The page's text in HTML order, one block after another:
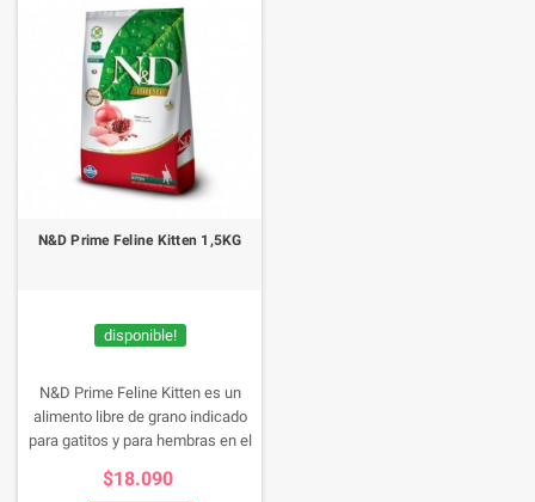
N&D Prime Feline Kitten 1,5KG
disponible!
N&D Prime Feline Kitten es un
alimento libre de grano indicado
para gatitos y para hembras en el
lactancia. Formulado con proteína
$18.090